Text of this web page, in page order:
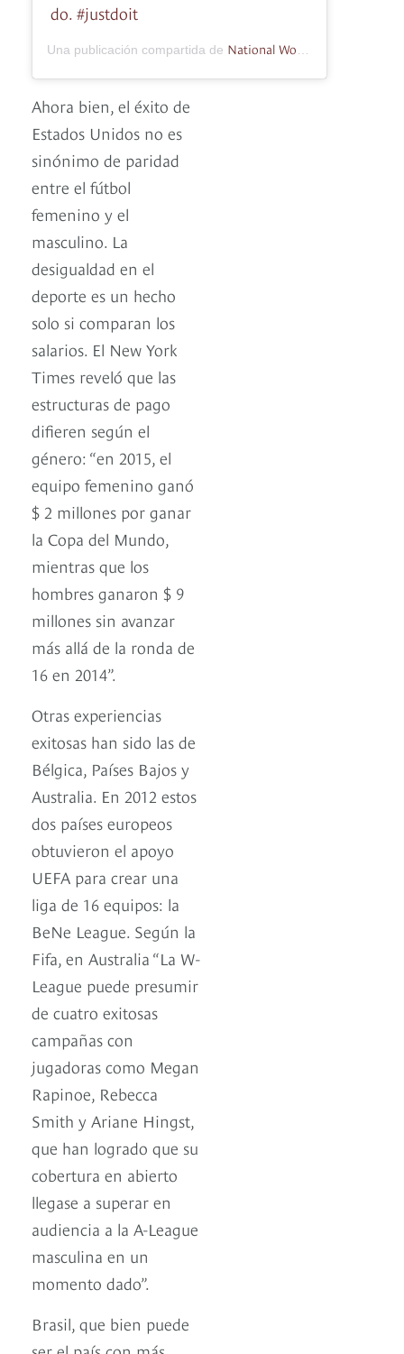
do. #justdoit
Una publicación compartida de National Women’s Soccer League
Ahora bien, el éxito de
Estados Unidos no es
sinónimo de paridad
entre el fútbol
femenino y el
masculino. La
desigualdad en el
deporte es un hecho
solo si comparan los
salarios. El New York
Times reveló que las
estructuras de pago
difieren según el
género: “en 2015, el
equipo femenino ganó
$ 2 millones por ganar
la Copa del Mundo,
mientras que los
hombres ganaron $ 9
millones sin avanzar
más allá de la ronda de
16 en 2014”.
Otras experiencias
exitosas han sido las de
Bélgica, Países Bajos y
Australia. En 2012 estos
dos países europeos
obtuvieron el apoyo
UEFA para crear una
liga de 16 equipos: la
BeNe League. Según la
Fifa, en Australia “La W-
League puede presumir
de cuatro exitosas
campañas con
jugadoras como Megan
Rapinoe, Rebecca
Smith y Ariane Hingst,
que han logrado que su
cobertura en abierto
llegase a superar en
audiencia a la A-League
masculina en un
momento dado”.
Brasil, que bien puede